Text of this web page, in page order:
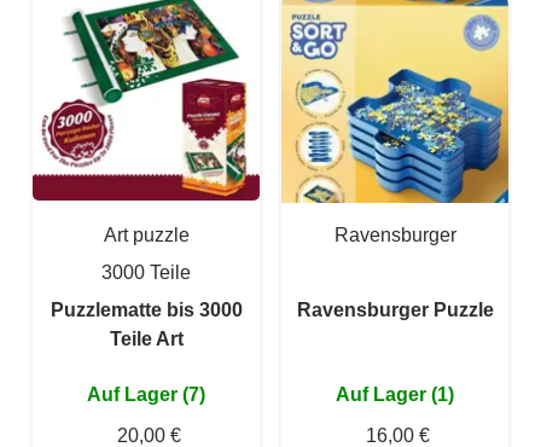
Art puzzle
3000 Teile
Puzzlematte bis 3000
Teile Art
Auf Lager (7)
20,00 €
Ravensburger
Ravensburger Puzzle
Auf Lager (1)
16,00 €